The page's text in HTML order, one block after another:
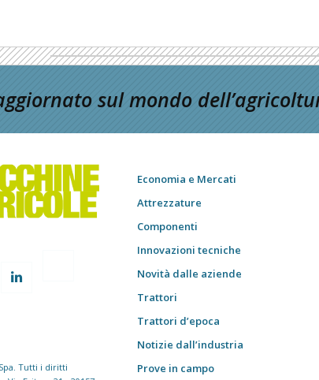
sul mondo
Tutti i diritti
Economia e Mercati
Attrezzature
Componenti
Innovazioni tecniche
Novità dalle aziende
Trattori
Trattori d’epoca
Notizie dall’industria
Prove in campo